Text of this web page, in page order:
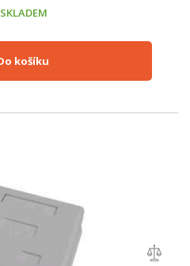
SKLADEM
Do košíku